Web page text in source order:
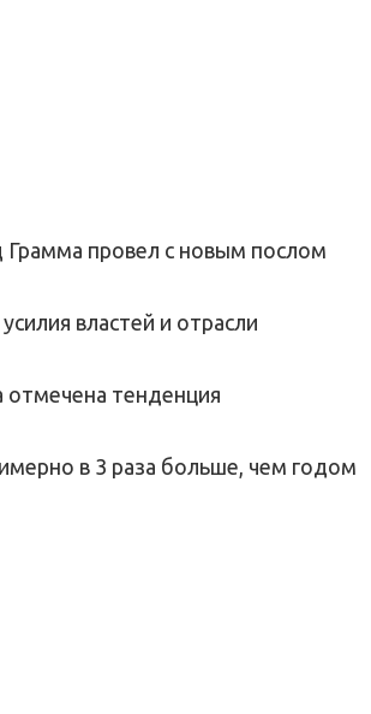
Грамма провел с новым послом
властей и отрасли
отмечена тенденция
в 3 раза больше, чем годом